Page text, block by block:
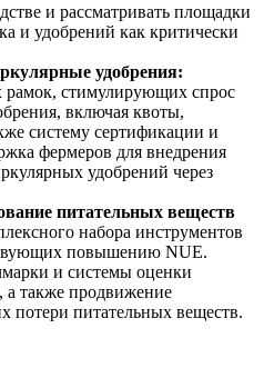
и рассматривать площадки
и удобрений как критически
удобрения:
рамок, стимулирующих спрос
включая квоты,
систему сертификации и
фермеров для внедрения
удобрений через
питательных веществ
набора инструментов
повышению NUE.
и системы оценки
а также продвижение
потери питательных веществ.